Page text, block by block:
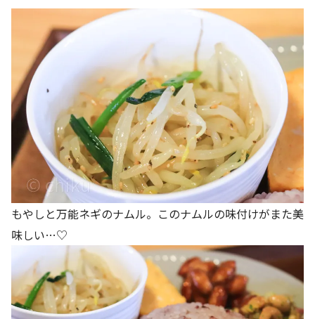
もやしと万能ネギのナムル。このナムルの味付けがまた美
味しい…♡